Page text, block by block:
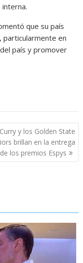
que su país
particularmente en
país y promover
Curry y los Golden State
brillan en la entrega
de los premios Espys